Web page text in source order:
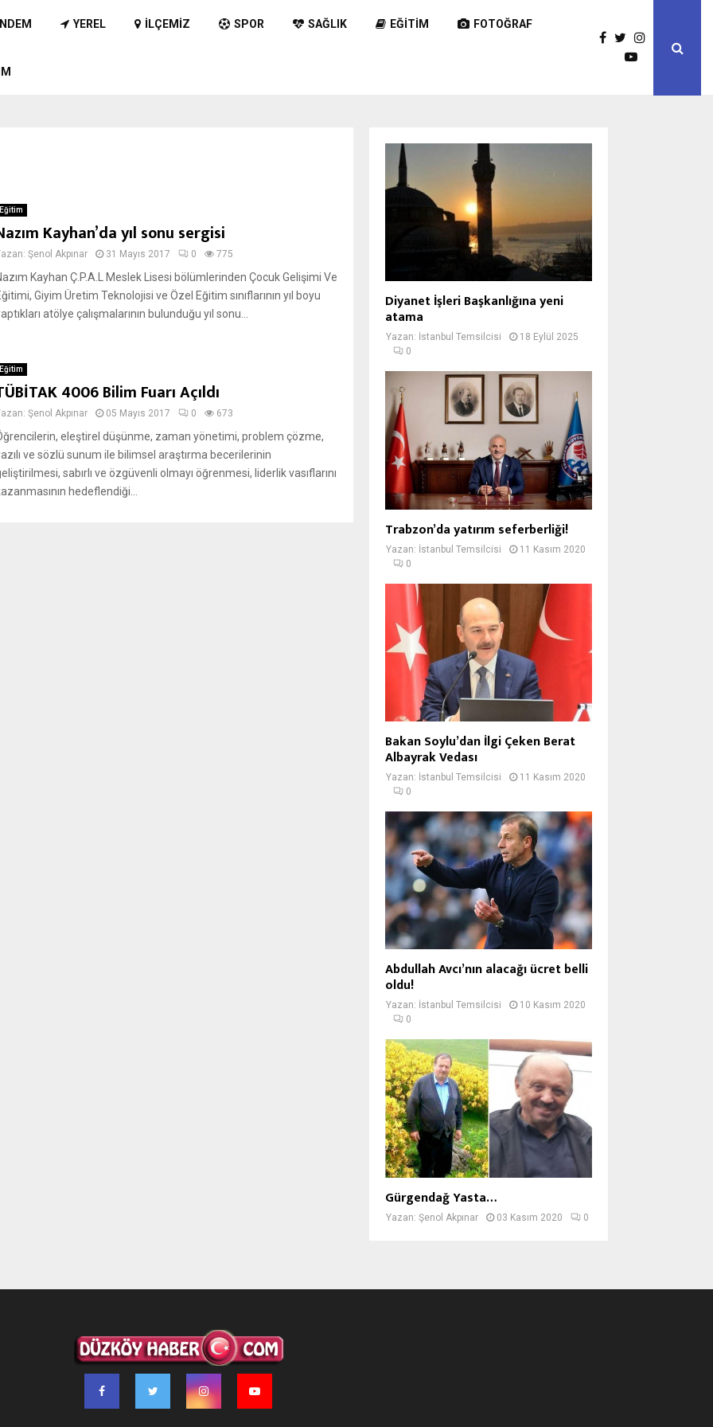
YEREL İLÇEMIZ SPOR SAĞLIK EĞITIM FOTOĞRAF
Eğitim
Kayhan’da yıl sonu sergisi
Şenol Akpınar 31 Mayıs 2017 0 775
Kayhan Ç.P.A.L Meslek Lisesi bölümlerinden Çocuk Gelişimi Ve
Giyim Üretim Teknolojisi ve Özel Eğitim sınıflarının yıl boyu
atölye çalışmalarının bulunduğu yıl sonu...
Eğitim
4006 Bilim Fuarı Açıldı
Şenol Akpınar 05 Mayıs 2017 0 673
eleştirel düşünme, zaman yönetimi, problem çözme,
ve sözlü sunum ile bilimsel araştırma becerilerinin
sabırlı ve özgüvenli olmayı öğrenmesi, liderlik vasıflarını
hedeflendiği...
Diyanet İşleri Başkanlığına yeni
atama
Yazan: İstanbul Temsilcisi
18 Eylül 2025
0
Trabzon’da yatırım seferberliği!
Yazan: İstanbul Temsilcisi
11 Kasım 2020
0
Bakan Soylu’dan İlgi Çeken Berat
Albayrak Vedası
Yazan: İstanbul Temsilcisi
11 Kasım 2020
0
Abdullah Avcı’nın alacağı ücret belli
oldu!
Yazan: İstanbul Temsilcisi
10 Kasım 2020
0
Gürgendağ Yasta…
Yazan: Şenol Akpınar 03 Kasım 2020 0